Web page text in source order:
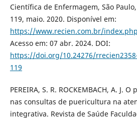
Científica de Enfermagem, São
119, maio. 2020. Disponível em:
https://www.recien.com.br/
Acesso em: 07 abr. 2024. DOI:
https://doi.org/10.24276/
119
PEREIRA, S. R. ROCKEMBACH, A. J.
nas consultas de puericultura na
integrativa. Revista de Saúde